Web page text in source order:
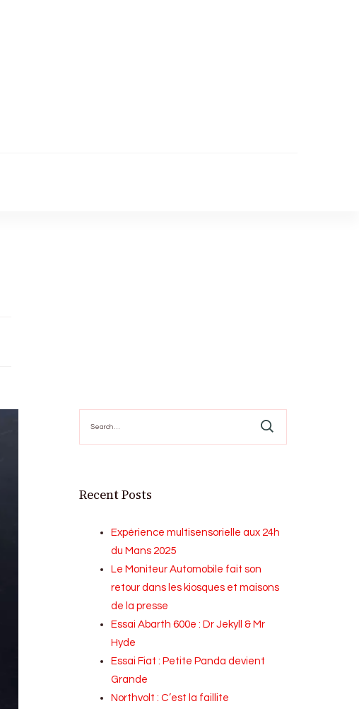
for:
Recent Posts
Expérience multisensorielle aux 24h
du Mans 2025
Le Moniteur Automobile fait son
retour dans les kiosques et maisons
de la presse
Essai Abarth 600e : Dr Jekyll & Mr
Hyde
Essai Fiat : Petite Panda devient
Grande
Northvolt : C’est la faillite